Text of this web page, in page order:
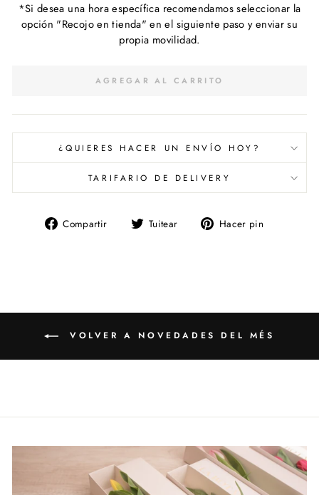
*Si desea una hora específica recomendamos seleccionar la
opción "Recojo en tienda" en el siguiente paso y enviar su
propia movilidad.
AGREGAR AL CARRITO
¿QUIERES HACER UN ENVÍO HOY?
TARIFARIO DE DELIVERY
Compartir
CompartirTuitear
Tuitear Hacer pin
VOLVER A NOVEDADES DEL MÉS